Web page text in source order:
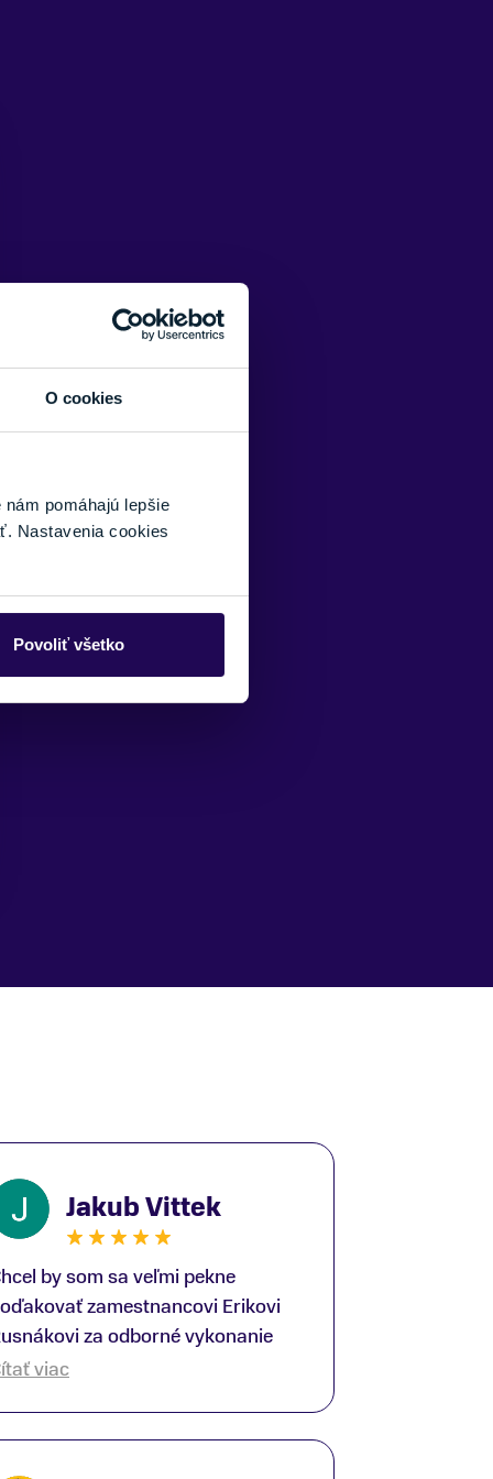
O cookies
pomáhajú lepšie
Nastavenia cookies
Povoliť všetko
Jakub Vittek
by som sa veľmi pekne
zamestnancovi Erikovi
za odborné vykonanie
fittingu. Je to super človek na
viac